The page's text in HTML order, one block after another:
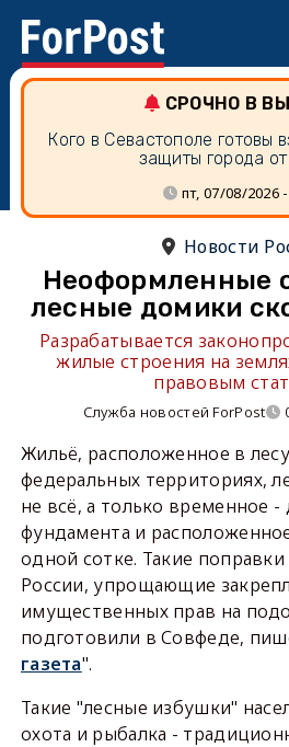
СРОЧНО В
Кого в Севастополе готовы
защиты города
пт, 07/08/2026
Новости
Неоформленные
лесные домики
Разрабатывается
жилые строения на
правовым
Служба новостей ForPost
Жильё, расположенное в
федеральных территориях,
не всё, а только временное -
фундамента и
одной сотке. Такие
России, упрощающие
имущественных прав на
подготовили в Совфеде,
газета".
Такие "лесные избушки"
охота и рыбалка -